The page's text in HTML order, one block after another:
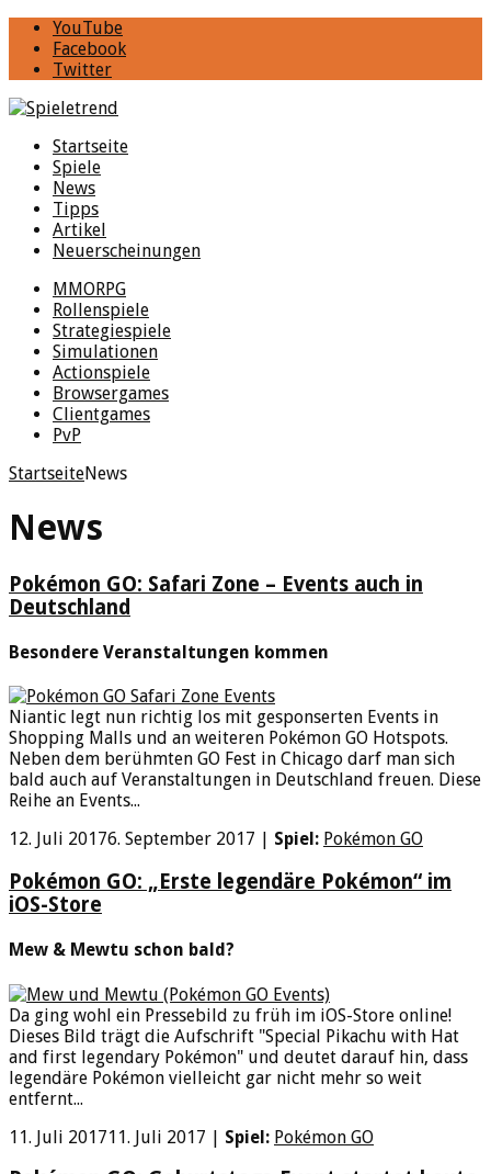
YouTube
Facebook
Twitter
Startseite
Spiele
News
Tipps
Artikel
Neuerscheinungen
MMORPG
Rollenspiele
Strategiespiele
Simulationen
Actionspiele
Browsergames
Clientgames
PvP
StartseiteNews
News
Pokémon GO: Safari Zone – Events auch in
Deutschland
Besondere Veranstaltungen kommen
Niantic legt nun richtig los mit gesponserten Events in
Shopping Malls und an weiteren Pokémon GO Hotspots.
Neben dem berühmten GO Fest in Chicago darf man sich
bald auch auf Veranstaltungen in Deutschland freuen. Diese
Reihe an Events...
12. Juli 20176. September 2017 Spiel: Pokémon GO
Pokémon GO: „Erste legendäre Pokémon“ im
iOS-Store
Mew & Mewtu schon bald?
Da ging wohl ein Pressebild zu früh im iOS-Store online!
Dieses Bild trägt die Aufschrift "Special Pikachu with Hat
and first legendary Pokémon" und deutet darauf hin, dass
legendäre Pokémon vielleicht gar nicht mehr so weit
entfernt...
11. Juli 201711. Juli 2017 | Spiel: Pokémon GO